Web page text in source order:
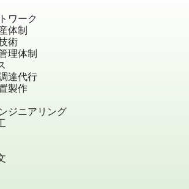
ワーク
体制
術
理体制
達代行
製作
ジニアリング